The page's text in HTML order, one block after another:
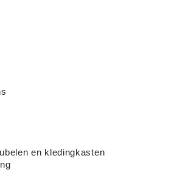
en kledingkasten